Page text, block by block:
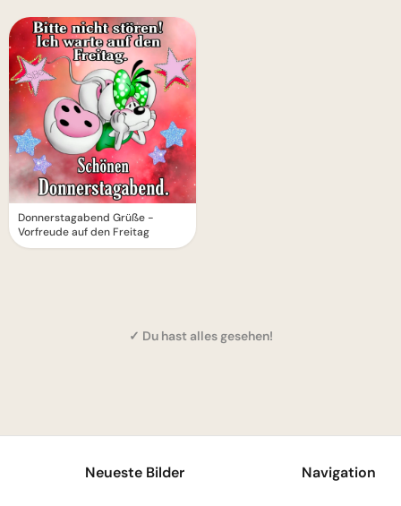
Donnerstagabend Grüße -
Vorfreude auf den Freitag
✓ Du hast alles gesehen!
Neueste Bilder Navigation